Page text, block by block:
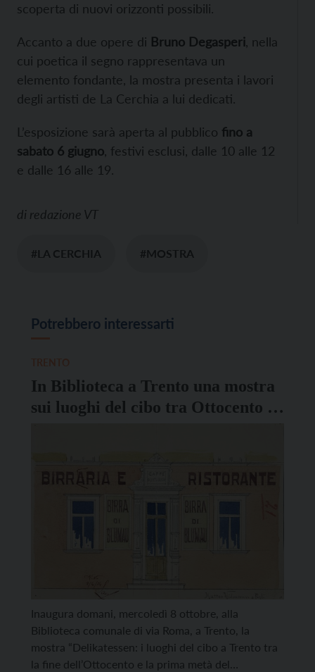
scoperta di nuovi orizzonti possibili.
Accanto a due opere di Bruno Degasperi, nella
cui poetica il segno rappresentava un
elemento fondante, la mostra presenta i lavori
degli artisti de La Cerchia a lui dedicati.
L’esposizione sarà aperta al pubblico fino a
sabato 6 giugno, festivi esclusi, dalle 10 alle 12
e dalle 16 alle 19.
di redazione VT
#LA CERCHIA #MOSTRA
Potrebbero interessarti
In Biblioteca a Trento una mostra
sui luoghi del cibo tra Ottocento e
Inaugura domani, mercoledì 8 ottobre, alla
Biblioteca comunale di via Roma, a Trento, la
mostra “Delikatessen: i luoghi del cibo a Trento tra
la fine dell’Ottocento e la prima metà del